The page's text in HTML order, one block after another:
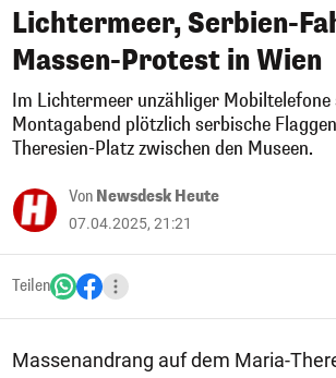
Lichtermeer, Serbien-
Massen-Protest in Wien
Im Lichtermeer unzähliger
Montagabend plötzlich serbische
Theresien-Platz zwischen den Museen.
Von Newsdesk Heute
07.04.2025, 21:21
Teilen
Massenandrang auf dem Maria-